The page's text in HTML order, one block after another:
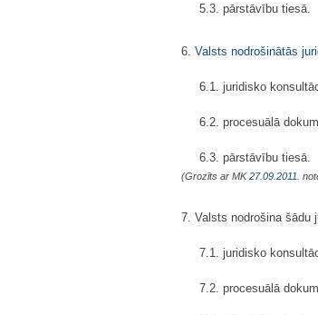
5.3. pārstāvību tiesā.
6. Valsts nodrošinātās
6.1. juridisko
6.2. procesuālā
6.3. pārstāvību tiesā.
(Grozīts ar MK27.09.2011.
7. Valsts nodrošina šādu
7.1. juridisko
7.2. procesuālā